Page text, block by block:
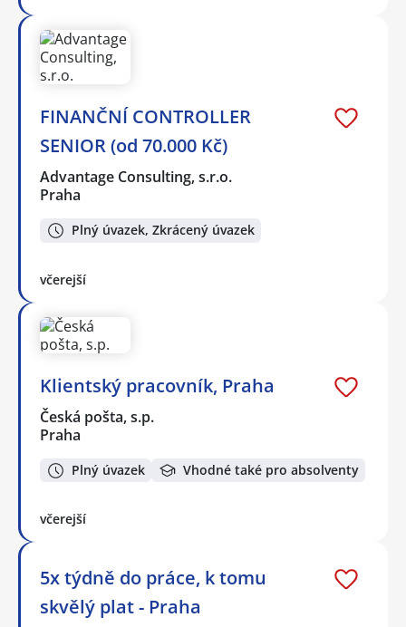
FINANČNÍ CONTROLLER
SENIOR (od 70.000 Kč)
Advantage Consulting, s.r.o.
Praha
Plný úvazek, Zkrácený úvazek
včerejší
Klientský pracovník, Praha
Česká pošta, s.p.
Praha
Plný úvazek Vhodné také pro absolventy
včerejší
5x týdně do práce, k tomu
skvělý plat - Praha